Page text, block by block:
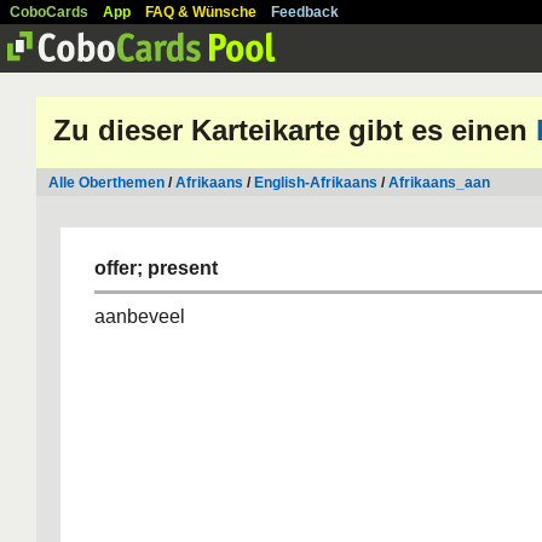
CoboCards App FAQ & Wünsche Feedback
Zu dieser Karteikarte gibt es einen
Alle Oberthemen /Afrikaans / English-Afrikaans /Afrikaans_aan
offer; present
aanbeveel